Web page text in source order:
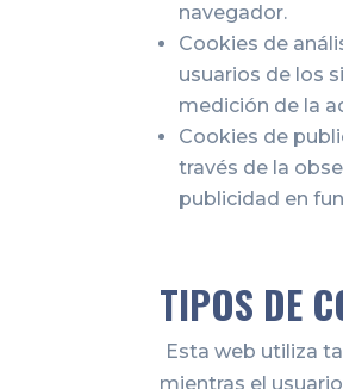
navegador.
Cookies de
usuarios de los
medición de la
Cookies de
través de la
publicidad en
TIPOS DE
Esta web utiliza
mientras el